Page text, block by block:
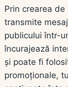
Prin crearea
transmite
publicului într-
încurajează
și poate fi
promoționale,